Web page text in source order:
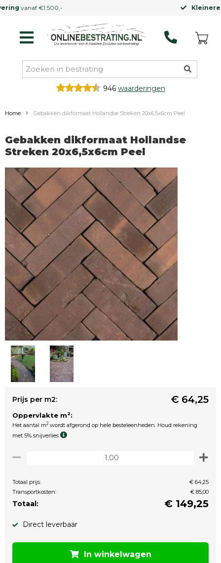
946 waarderingen
Home Gebakken dikformaat Hollandse Streken 20x6,5x6cm Peel
Gebakken dikformaat Hollandse
Streken 20x6,5x6cm Peel
Prijs per m2: € 64,25
Oppervlakte m2:
Het aantal m2 wordt afgerond op hele besteleenheden. Houd rekening
met 5% snijverlies
Totaal prijs:
€ 64,25
Transportkosten:
€ 85,00
Totaal: € 149,25
Direct leverbaar
In winkelwagen